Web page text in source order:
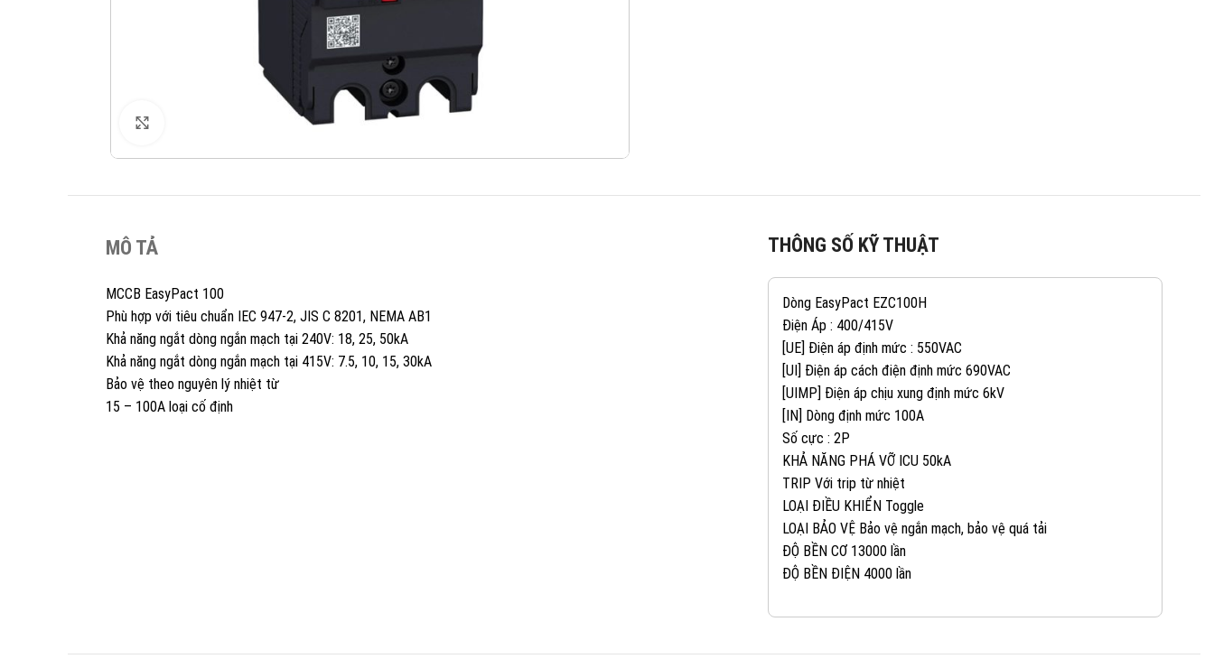
MÔ TẢ
MCCB EasyPact 100
Phù hợp với tiêu chuẩn IEC 947-2, JIS C 8201, NEMA AB1
Khả năng ngắt dòng ngắn mạch tại 240V: 18, 25, 50kA
Khả năng ngắt dòng ngắn mạch tại 415V: 7.5, 10, 15, 30kA
Bảo vệ theo nguyên lý nhiệt từ
15 – 100A loại cố định
THÔNG SỐ KỸ THUẬT
Dòng EasyPact EZC100H
Điện Áp : 400/415V
[UE] Điện áp định mức : 550VAC
[UI] Điện áp cách điện định mức 690VAC
[UIMP] Điện áp chịu xung định mức 6kV
[IN] Dòng định mức 100A
Số cực : 2P
KHẢ NĂNG PHÁ VỠ ICU 50kA
TRIP Với trip từ nhiệt
LOẠI ĐIỀU KHIỂN Toggle
LOẠI BẢO VỆ Bảo vệ ngắn mạch, bảo vệ quá tải
ĐỘ BỀN CƠ 13000 lần
ĐỘ BỀN ĐIỆN 4000 lần
KINH DOANH 1: